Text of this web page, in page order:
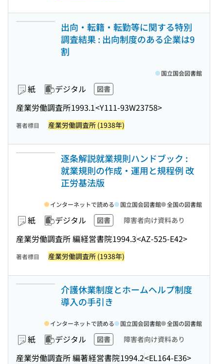
出向・転籍・転勤等に関する特別
調査結果 : 出向制度のある企業は9
割
紙 デジタル 図書
産業労働調査所1993.1<Y111-93W23758>
国立国会図書館
著者標目 産業労働調査所 (1938年)
逐条解説就業規則ハンドブック :
就業規則の作成・運用と規程例 改
正労基法版
紙 デジタル 図書 障害者向け資料あり
産業労働調査所 編経営書院1994.3<AZ-525-E42>
インターネットで読める 国立国会図書館 全国の図書館
著者標目 産業労働調査所 (1938年)
介護休業制度とホームヘルプ制度
導入の手引き
紙 デジタル 図書 障害者向け資料あり
産業労働調査所 編著経営書院1994.2<EL164-E36>
インターネットで読める 国立国会図書館 全国の図書館